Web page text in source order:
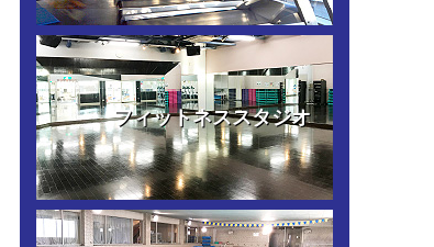
フィットネススタジオ